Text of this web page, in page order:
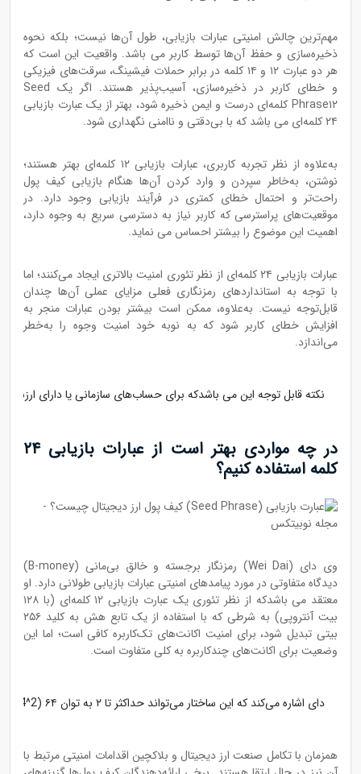
مهم‌ترین چالش امنیتی عبارات بازیابی، طول آن‌ها نیست؛ بلکه نحوه
ذخیره‌سازی و حفظ آن‌ها توسط کاربر می باشد. واقعیت این است که
هر دو عبارت ۱۲ و ۱۴ کلمه در برابر حملات فیشینگ، سرقت‌های فیزیکی
و خطای کاربر در ذخیره‌سازی، آسیب‌پذیر هستند. اگر یک Seed
Phrase۱۲ کلمه‌ای درست و ایمن ذخیره شود، بهتر از یک عبارت بازیابی
۲۴ کلمه‌ای می باشد که با بی‌دقتی و ناامنی نگهداری شود.
به‌علاوه از نظر تجربه کاربری، عبارات بازیابی ۱۲ کلمه‌ای بهتر هستند؛
نوشتن، به‌خاطر سپردن و وارد کردن آن‌ها هنگام بازیابی کیف پول
راحت‌تر و احتمال خطای کمتری در فرآیند بازیابی وجود دارد. در
موقعیت‌های پراسترسی که کاربر نیاز به دسترسی سریع به وجوه دارد،
اهمیت این موضوع را بیشتر احساس می نماید.
عبارات بازیابی ۲۴ کلمه‌ای از نظر تئوری امنیت بالاتری ایجاد می‌کنند؛ اما
با توجه به استانداردهای رمزنگاری فعلی مزایای عملی آن‌ها چندان
قابل‌توجه نیست. به‌علاوه، ممکن است بیشتر بودن عبارات منجر به
افزایش خطای کاربر شود که به نوبه خود امنیت وجوه را به‌خطر
می‌اندازد.
نکته قابل توجه این می باشدکه برای حساب‌های سازمانی یا دارای ارزش بالا استفاده از عبارات بازیابی ۲۴ کلمه به عنوان یک اقدام احتیاطی، توجیه بیشتری دارد. اگر یک عبارت بازیابی ۱۲ کلمه‌ای به درستی و به صورت امن نگهداری شود، برای محافظت از دارایی‌های دیجیتال کاربران عادی، کافی و مؤثر خواهد بود.
در چه مواردی بهتر است از عبارات بازیابی ۲۴
کلمه استفاده کنیم؟
وی‌ دای (Wei Dai) رمزنگار برجسته و خالق بی‌مانی (B-money)
دیدگاه متفاوتی در مورد پیامدهای امنیتی عبارات بازیابی طولانی دارد. او
معتقد می باشدکه از نظر تئوری یک عبارت بازیابی ۱۲ کلمه‌ای (با ۱۲۸
بیت آنتروپی) به شرطی که با استفاده از یک تابع هش به کلید ۲۵۶
بیتی تبدیل شود، برای امنیت اکانت‌های تک‌کاربره کافی است؛ اما این
وضعیت برای اکانت‌های چندکاربره به کلی متفاوت است.
دای اشاره می‌کند که این ساختار می‌تواند حداکثر تا ۲ به توان ۶۴ (2^64) کلید را پشتیبانی نماید. بعد از این تعداد، ریسک برخورد (Collisions Risk) یا تکرار کلیدها افزایش پیدا می‌کند. ریسک برخورد زمانی اتفاق می‌افتد که دو عبارت بازیابی مختلف به یک کلید خصوصی مشابه منجر شوند و در نتیجه امنیت از دست می‌رود. در محیط‌های واقعی که میلیون‌ها کاربر کیف پول ایجاد می نمایند، تعداد کاربران و کلیدهای تولید‌شده به قدری زیاد است که احتمال برخورد کلید افزایش پیدا می‌کند. بنابراین باید محدودیت‌های امنیتی مشخص و مدل‌های امنیتی جامع‌تری که فراتر از سناریو‌های تک‌کاربره هستند را درنظر بگیریم.
همزمان با تکامل صنعت ارز دیجیتال و بلاکچین اقدامات امنیتی مرتبط با